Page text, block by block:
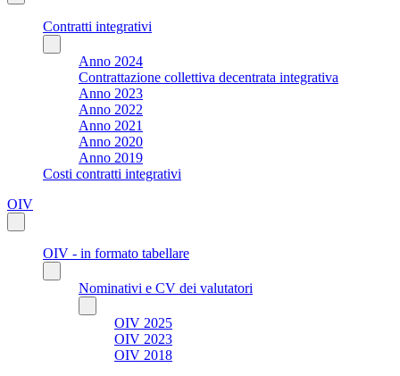
Contratti integrativi
Anno 2024
Contrattazione collettiva decentrata integrativa
Anno 2023
Anno 2022
Anno 2021
Anno 2020
Anno 2019
Costi contratti integrativi
OIV
OIV - in formato tabellare
Nominativi e CV dei valutatori
OIV 2025
OIV 2023
OIV 2018